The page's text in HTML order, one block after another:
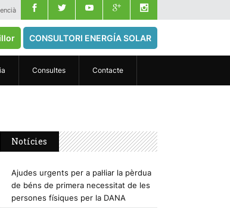
CONSULTORI ENERGÍA SOLAR
Consultes Contacte
Notícies
Ajudes urgents per a pal·liar la pèrdua
de béns de primera necessitat de les
persones físiques per la DANA